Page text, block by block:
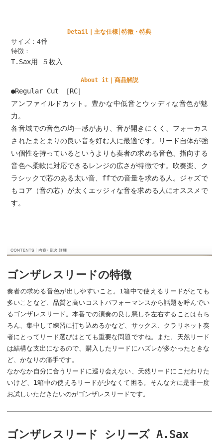
Detail｜主な仕様│特徴・特典
サイズ：4番
特徴：
T.Sax用 ５枚入
About it｜商品解説
●Regular Cut ［RC］
アンファイルドカット。豊かな中低音とウッディな音色が魅
力。
各音域での音色の均一感があり、音が開きにくく、フォーカス
されたまとまりの良い音を好む人に最適です。リード自体が強
い個性を持っているというよりも奏者の求める音色、指向する
音色へ柔軟に対応できるレンジの広さが特徴です。吹奏楽、ク
ラシックで芯のある太い音、 ffでの音量を求める人。ジャズで
もコア（音の芯）が太くエッジィな音を求める人にオススメで
す。
ゴンザレスリードの特徴
奏者の求める音色が出しやすいこと。1箱中で使えるリードがとても
多いことなど、品質と高いコストパフォーマンスから話題を呼んでい
るゴンザレスリード。本番での演奏の良し悪しを左右することはもち
ろん、集中して練習に打ち込めるかなど、サックス、クラリネット奏
者にとってリード選びはとても重要な問題ですね。また、天然リード
は結構な支出になるので、購入したリードにハズレが多かったときな
ど、かなりの痛手です。
なかなか自分に合うリードに巡り会えない、天然リードにこだわりた
いけど、1箱中の使えるリードが少なくて困る。そんな方に是非一度
お試しいただきたいのがゴンザレスリードです。
ゴンザレスリード シリーズ A.Sax